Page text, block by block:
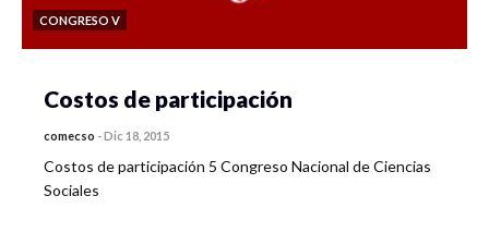
CONGRESO V
Costos de participación
comecso -Dic 18, 2015
Costos de participación 5 Congreso Nacional de Ciencias
Sociales